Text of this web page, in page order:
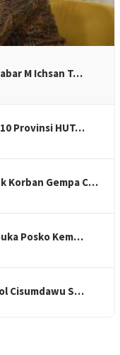
M Ichsan T…
Provinsi HUT…
Korban Gempa C…
Posko Kem…
Cisumdawu S…